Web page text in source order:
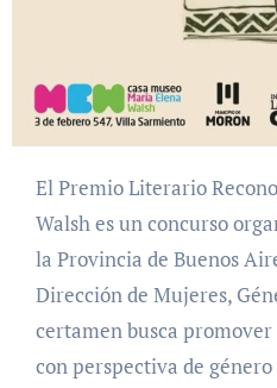
El Premio Literario Reconocimiento María Elena
Walsh es un concurso
la Provincia de Buenos
Dirección de Mujeres,
certamen busca
con perspectiva de